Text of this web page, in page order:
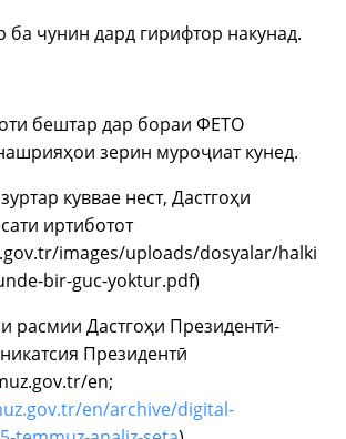
ба чунин дард гирифтор накунад.
бештар дар бораи ФЕТО
зерин муроҷиат кунед.
куввае нест, Дастгоҳи
иртиботот
images/uploads/dosyalar/halki
bir-guc-yoktur.pdf)
расмии Дастгоҳи Президентӣ-
Президентӣ
en;
en/archive/digital-